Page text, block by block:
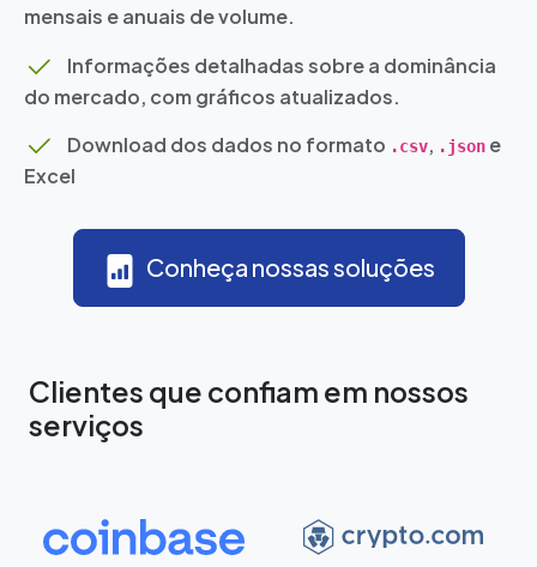
mensais e anuais de volume.
Informações detalhadas sobre a dominância
do mercado, com gráficos atualizados.
Download dos dados no formato .csv, .json e
Excel
Conheça nossas soluções
Clientes que confiam em nossos
serviços